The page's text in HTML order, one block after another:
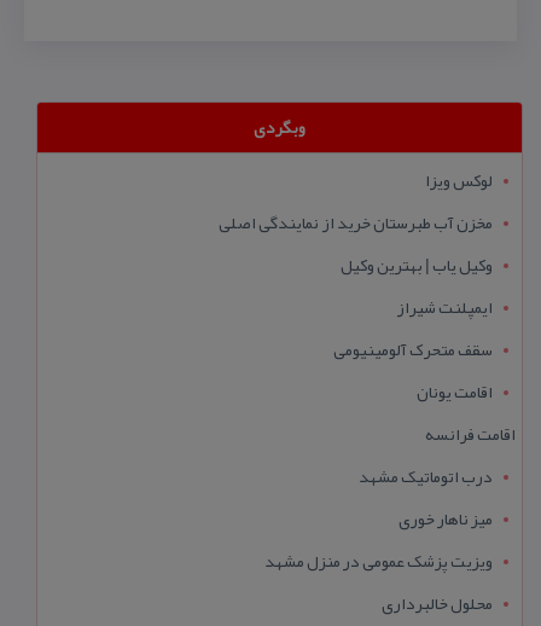
وبگردی
لوکس ویزا
مخزن آب طبرستان خرید از نمایندگی اصلی
وکیل یاب | بهترین وکیل
ایمپلنت شیراز
سقف متحرک آلومینیومی
اقامت یونان
اقامت فرانسه
درب اتوماتیک مشهد
میز ناهار خوری
ویزیت پزشک عمومی در منزل مشهد
محلول خالبرداری